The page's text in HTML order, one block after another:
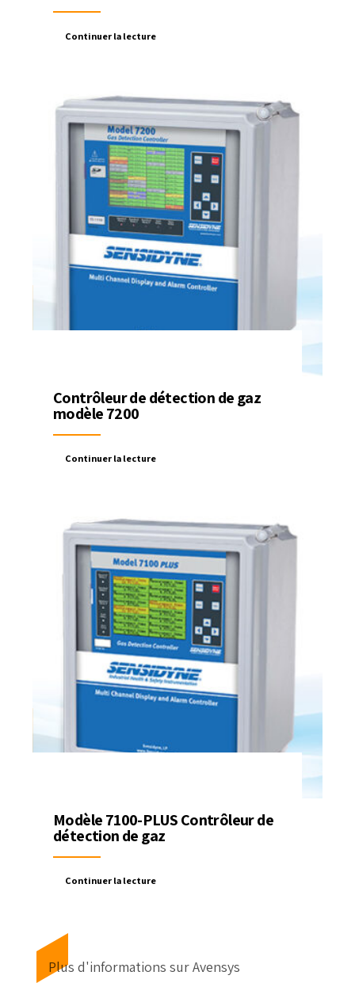
Continuer la lecture
Contrôleur de détection de gaz
modèle 7200
Continuer la lecture
Modèle 7100-PLUS Contrôleur de
détection de gaz
Continuer la lecture
Plus d'informations sur Avensys